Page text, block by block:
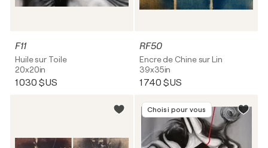
F11
Huile sur Toile
20x20in
1 030 $US
RF50
Encre de Chine sur Lin
39x35in
1 740 $US
Choisi pour vous